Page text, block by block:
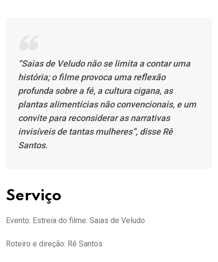
“Saias de Veludo não se limita a contar uma
história; o filme provoca uma reflexão
profunda sobre a fé, a cultura cigana, as
plantas alimentícias não convencionais, e um
convite para reconsiderar as narrativas
invisíveis de tantas mulheres”, disse Rê
Santos.
Serviço
Evento: Estreia do filme: Saias de Veludo
Roteiro e direção: Rê Santos